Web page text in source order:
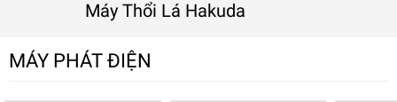
Máy Thổi Lá Hakuda
MÁY PHÁT ĐIỆN